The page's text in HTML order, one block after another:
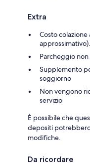
Extra
Costo
approssimativo).
Parcheggio non
Supplemento
soggiorno
Non vengono
servizio
È possibile che
depositi
modifiche.
Da ricordare